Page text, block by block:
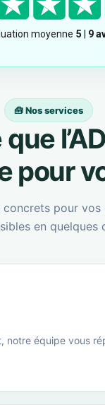
🧰 Nos services
pour
concrets pour vos
en quelques
notre équipe vous